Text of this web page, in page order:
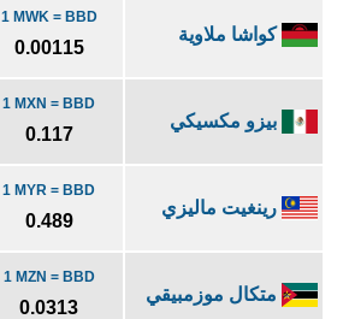
كواشا ملاوية
1 MWK = BBD
0.00115
بيزو مكسيكي
1 MXN = BBD
0.117
رينغيت ماليزي
1 MYR = BBD
0.489
متكال موزمبيقي
1 MZN = BBD
0.0313